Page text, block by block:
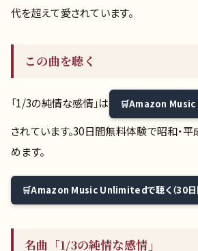
代を超えて愛されています。
この曲を聴く
「1/3の純情な感情」は Amazon
されています。30日間無料体験で昭和・
めます。
Amazon Music Unlimitedで聴く（30日
名曲「1/3の純情な感情」